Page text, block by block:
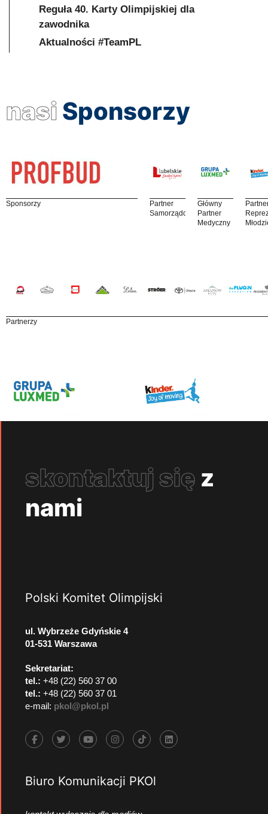
Reguła 40. Karty Olimpijskiej dla
zawodnika
Aktualności #TeamPL
nasi Sponsorzy
Sponsorzy
Partner
Samorządowy
Główny
Partner
Medyczny
Partnerzy
skontaktuj się z
nami
Polski Komitet Olimpijski
ul. Wybrzeże Gdyńskie 4
01-531 Warszawa
Sekretariat:
tel.: +48 (22) 560 37 00
tel.: +48 (22) 560 37 01
e-mail: pkol@pkol.pl
Biuro Komunikacji PKOl